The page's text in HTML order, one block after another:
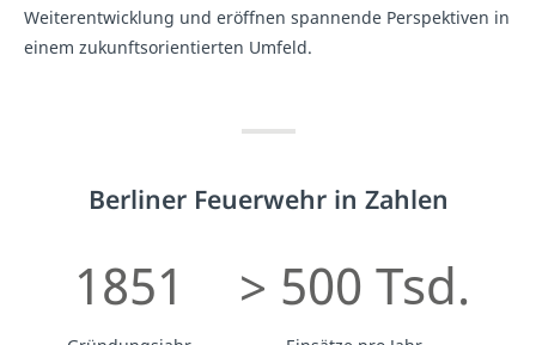
Weiterentwicklung und eröffnen spannende Perspektiven in
einem zukunftsorientierten Umfeld.
Berliner Feuerwehr in Zahlen
1851 > 500 Tsd.